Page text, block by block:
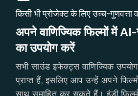
किसी भी प्रोजेक्ट के लिए उच्च-गुणवत्ता
अपने वाणिज्यिक फिल्मों में AI-
का उपयोग करें
सभी साउंड इफेक्ट्स वाणिज्यिक
प्राप्त हैं, इसलिए आप उन्हें अपने
साथ समाहित कर सकते हैं। इंडी